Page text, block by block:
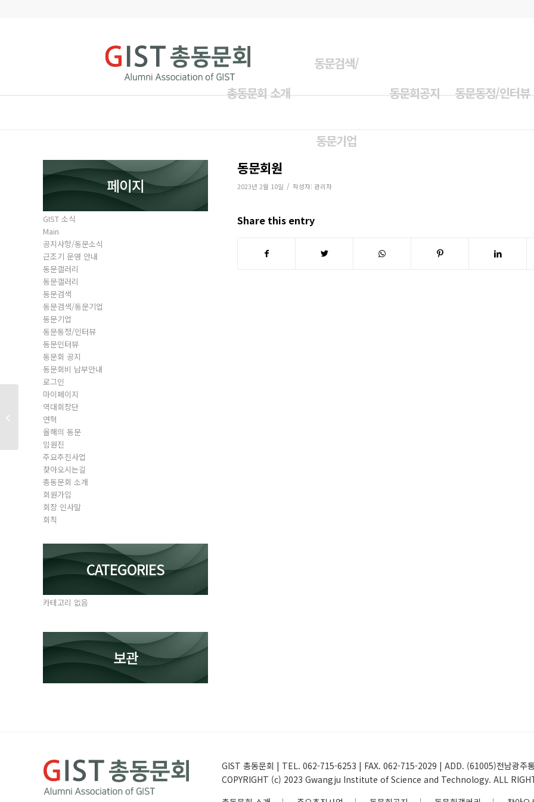
총동문회 소개
동문검색/
동문기업
동문회공지 동문동정/인터뷰
동문회원
2023년 2월 10일 / 작성자: 관리자
Share this entry
페이지
GIST 소식
Main
공지사항/동문소식
근조기 운영 안내
동문갤러리
동문갤러리
동문검색
동문검색/동문기업
동문기업
동문동정/인터뷰
동문인터뷰
동문회 공지
동문회비 납부안내
로그인
마이페이지
역대회장단
연혁
올해의 동문
임원진
주요추진사업
찾아오시는길
총동문회 소개
회원가입
회장 인사말
회칙
CATEGORIES
카테고리 없음
보관
GIST 총동문회 | TEL. 062-715-6253 | FAX. 062-715-2029 | ADD. (61005)전남광주
COPYRIGHT (c) 2023 Gwangju Institute of Science and Technology. ALL
동문회원